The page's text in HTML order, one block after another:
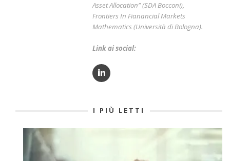
Asset Allocation” (SDA Bocconi),
Frontiers In Fianancial Markets
Mathematics (Università di Bologna).
Link ai social:
I PIÙ LETTI